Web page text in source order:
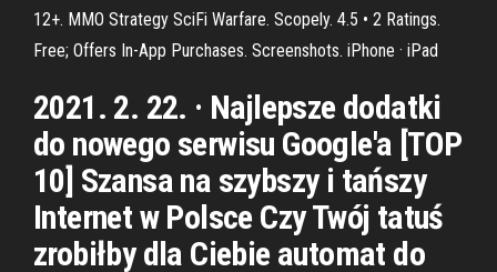
12+. MMO Strategy SciFi Warfare. Scopely. 4.5 • 2 Ratings.
Free; Offers In-App Purchases. Screenshots. iPhone · iPad
2021. 2. 22. · Najlepsze dodatki
do nowego serwisu Google'a [TOP
10] Szansa na szybszy i tańszy
Internet w Polsce Czy Twój tatuś
zrobiłby dla Ciebie automat do